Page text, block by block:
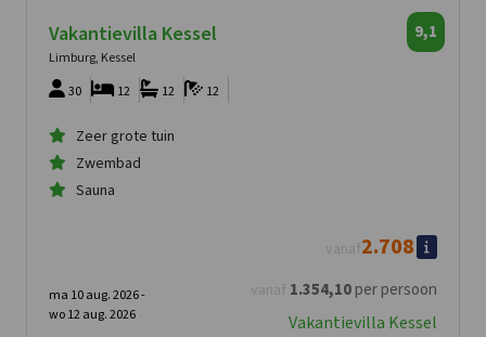
Vakantievilla Kessel
Limburg, Kessel
9,1
30 12 12
12
Zeer grote tuin
Zwembad
Sauna
vanaf 1.354,10per persoon
vanaf2.708
ma 10 aug. 2026 -
wo 12 aug. 2026
Vakantievilla Kessel